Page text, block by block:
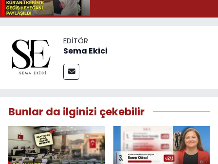
EDITÖR
Sema Ekici
Bunlar da ilginizi çekebilir